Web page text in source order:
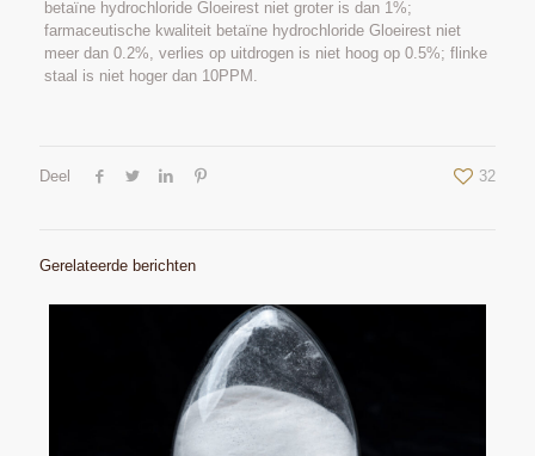
betaïne hydrochloride Gloeirest niet groter is dan 1%;
farmaceutische kwaliteit betaïne hydrochloride Gloeirest niet
meer dan 0.2%, verlies op uitdrogen is niet hoog op 0.5%; flinke
staal is niet hoger dan 10PPM.
Deel 32
Gerelateerde berichten